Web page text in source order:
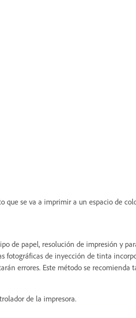
que se va a imprimir a un espacio de
de papel, resolución de impresión y
fotográficas de inyección de tinta
errores. Este método se recomienda
de la impresora.